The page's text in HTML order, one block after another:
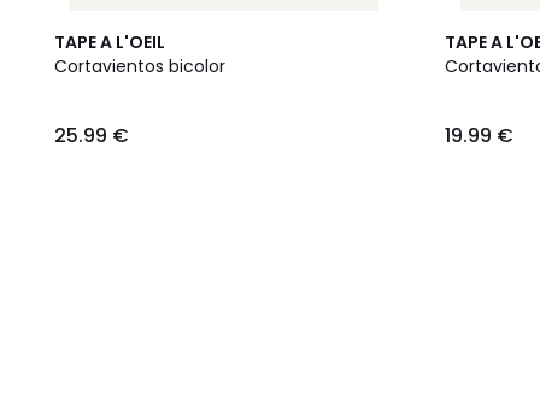
TAPE A L'OEIL
Cortavientos bicolor
€.
25.99 €
TAPE A
19.99 €